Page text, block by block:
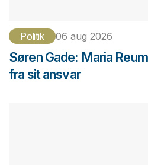
Politik 06 aug 2026
Søren Gade: Maria
fra sit ansvar